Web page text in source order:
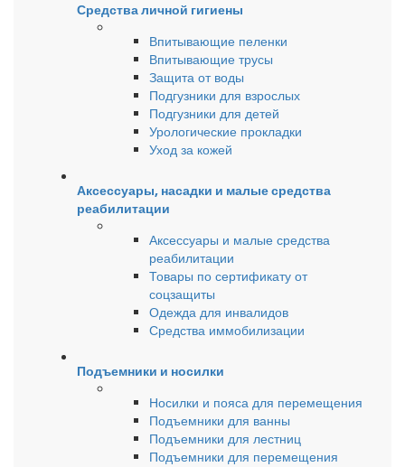
Средства личной гигиены
Впитывающие пеленки
Впитывающие трусы
Защита от воды
Подгузники для взрослых
Подгузники для детей
Урологические прокладки
Уход за кожей
Аксессуары, насадки и малые средства
реабилитации
Аксессуары и малые средства
реабилитации
Товары по сертификату от
соцзащиты
Одежда для инвалидов
Средства иммобилизации
Подъемники и носилки
Носилки и пояса для перемещения
Подъемники для ванны
Подъемники для лестниц
Подъемники для перемещения